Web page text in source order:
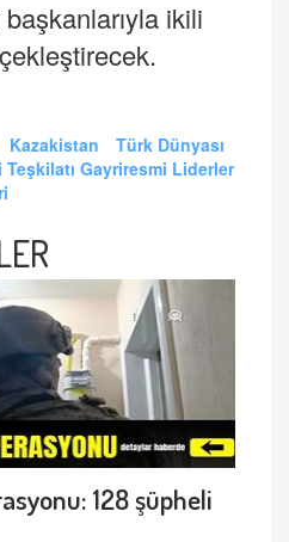
ikili
Kazakistan
Türk Dünyası
Gayriresmi Liderler
128 şüpheli